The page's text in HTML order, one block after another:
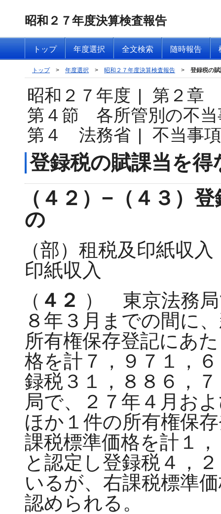
昭和２７年度決算検査報告
トップ 年度選択 全文検索 随時報告
トップ > 年度選択 > 昭和２７年度決算検査報告 > 登録税の
昭和２７年度 |
第２章
第４節 各所管別の不当
第４ 法務省 | 不当事
登録税の賦課当を得
（４２）−（４３）
の
（部）租税及印紙収
印紙収入
（ ４２ ） 東京法務局
８年３月までの間に
所有権保存登記にあ
格を計７，９７１，
録税３１，８８６，
局で、２７年４月お
ほか１件の所有権保
課税標準価格を計１
と認定し登録税４，
いるが、右課税標準
認められる。